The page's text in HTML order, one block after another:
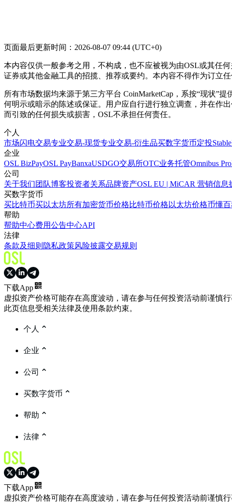
页面最后更新时间：2026-08-07 09:44 (UTC+0)
本内容仅供一般参考之用，不构成，也不应被视为由OSL或其任
证券或其他金融工具的招揽、推荐或要约。本内容不得作为订立
所有市场数据均来源于第三方平台 CoinMarketCap，系按“现状”
何明示或暗示的陈述或保证。用户应自行进行独立调查，并在作
而引致的任何损失或损害，OSL不承担任何责任。
个人
市场闪电交易专业交易-现货专业交易-衍生品买数字货币定投
企业
OSL BizPayOSL PayBanxaUSDGO交易所OTC业务托管Omnibus Pro
公司
关于我们团队博客投资者关系品牌资产OSL EU | MiCAR 营销信息
买数字货币
买比特币买以太坊所有加密货币价格比特币价格 以太坊价格币懂
帮助
帮助中心费用公告中心API
法律
条款及细则 隐私政策风险披露交易规则
下载App
虚拟资产价格可能存在高度波动，请在参与任何投资活动前谨慎
此页信息受相关法律及使用条款约束。
个人
企业
公司
买数字货币
帮助
法律
下载App
虚拟资产价格可能存在高度波动，请在参与任何投资活动前谨慎